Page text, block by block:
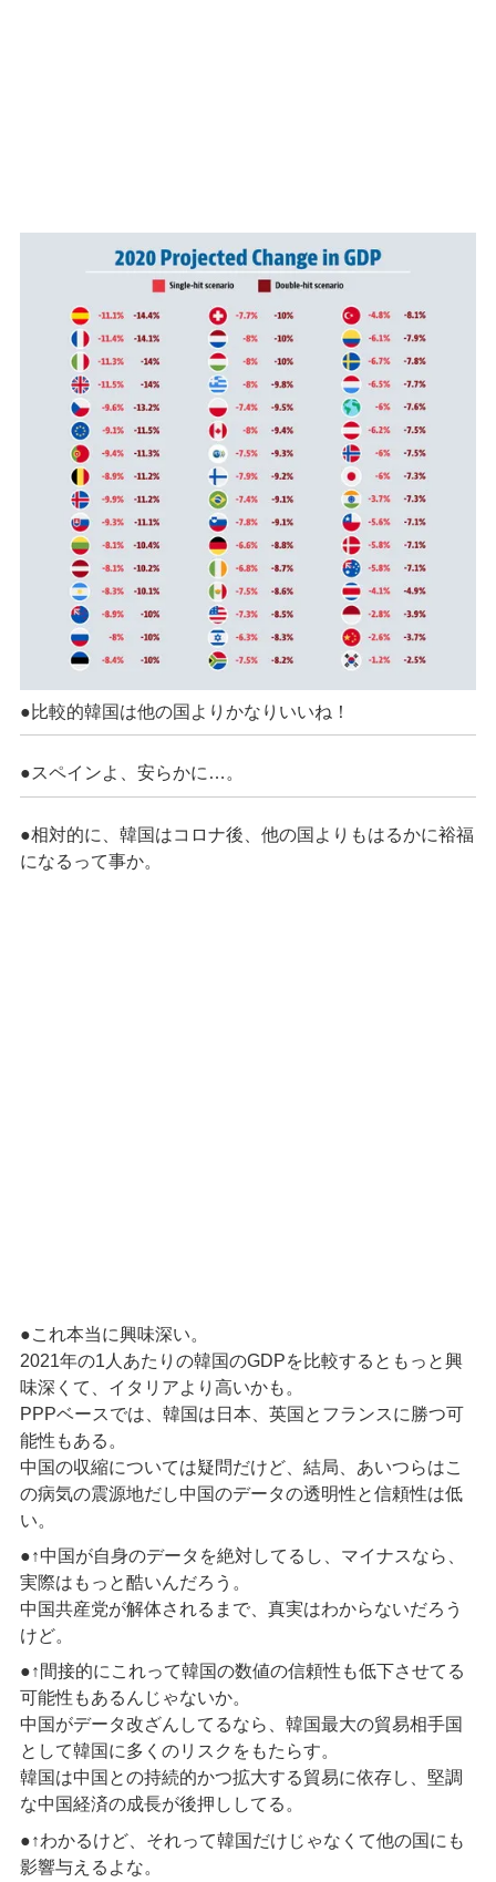
●比較的韓国は他の国よりかなりいいね！
●スペインよ、安らかに…。
●相対的に、韓国はコロナ後、他の国よりもはるかに裕福
になるって事か。
●これ本当に興味深い。
2021年の1人あたりの韓国のGDPを比較するともっと興
味深くて、イタリアより高いかも。
PPPベースでは、韓国は日本、英国とフランスに勝つ可
能性もある。
中国の収縮については疑問だけど、結局、あいつらはこ
の病気の震源地だし中国のデータの透明性と信頼性は低
い。
●↑中国が自身のデータを絶対してるし、マイナスなら、
実際はもっと酷いんだろう。
中国共産党が解体されるまで、真実はわからないだろう
けど。
●↑間接的にこれって韓国の数値の信頼性も低下させてる
可能性もあるんじゃないか。
中国がデータ改ざんしてるなら、韓国最大の貿易相手国
として韓国に多くのリスクをもたらす。
韓国は中国との持続的かつ拡大する貿易に依存し、堅調
な中国経済の成長が後押ししてる。
●↑わかるけど、それって韓国だけじゃなくて他の国にも
影響与えるよな。